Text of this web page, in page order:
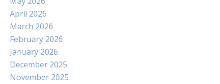
April 2026
March 2026
February 2026
January 2026
December 2025
November 2025